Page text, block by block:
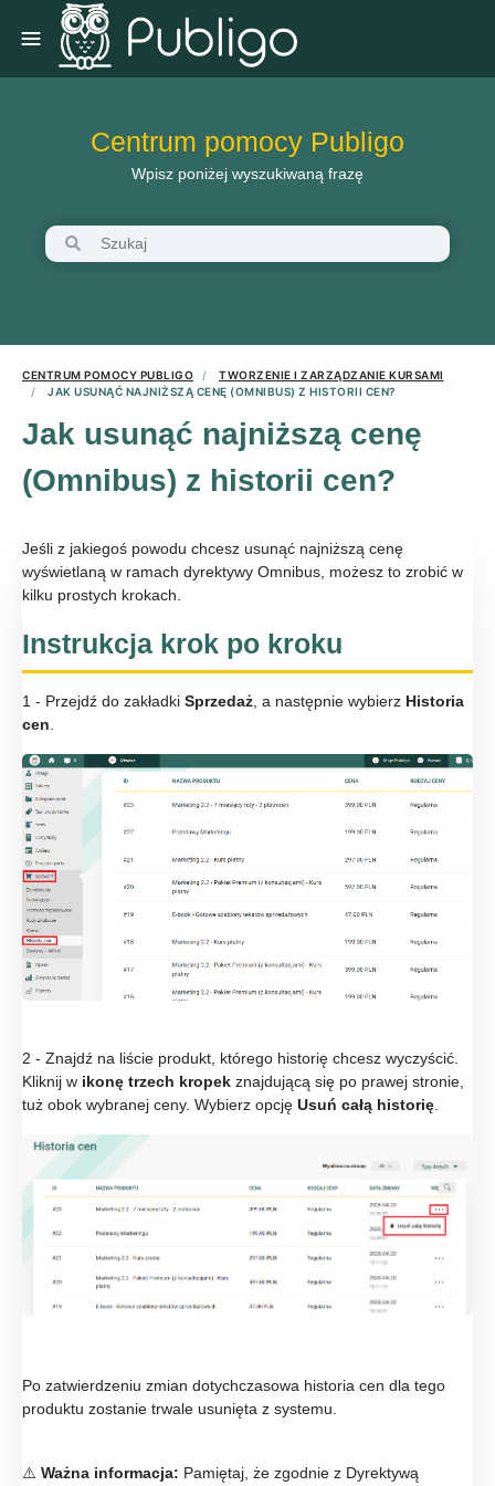
Centrum pomocy Publigo
Wpisz poniżej wyszukiwaną frazę
CENTRUM POMOCY PUBLIGO
TWORZENIE I ZARZĄDZANIE KURSAMI
JAK USUNĄĆ NAJNIŻSZĄ CENĘ (OMNIBUS) Z HISTORII CEN?
Jak usunąć najniższą cenę
(Omnibus) z historii cen?
Jeśli z jakiegoś powodu chcesz usunąć najniższą cenę
wyświetlaną w ramach dyrektywy Omnibus, możesz to zrobić w
kilku prostych krokach.
Instrukcja krok po kroku
1 - Przejdź do zakładki Sprzedaż , a następnie wybierz Historia
cen
2 - Znajdź na liście produkt, którego historię chcesz wyczyścić.
Kliknij w ikonę trzech kropek znajdującą się po prawej stronie,
tuż obok wybranej ceny. Wybierz opcję Usuń całą historię
Po zatwierdzeniu zmian dotychczasowa historia cen dla tego
produktu zostanie trwale usunięta z systemu.
⚠️ Ważna informacja: Pamiętaj, że zgodnie z Dyrektywą